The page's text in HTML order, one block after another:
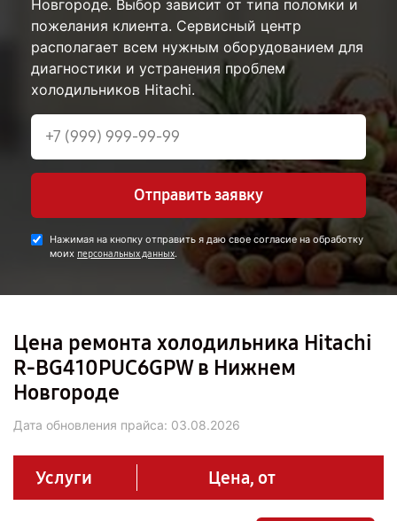
Новгороде. Выбор зависит от типа поломки и
пожелания клиента. Сервисный центр
располагает всем нужным оборудованием для
диагностики и устранения проблем
холодильников Hitachi.
Отправить заявку
Нажимая на кнопку отправить я даю свое согласие на обработку
моих персональных данных.
Цена ремонта холодильника Hitachi
R-BG410PUC6GPW в Нижнем
Новгороде
Дата обновления прайса: 03.08.2026
Услуги Цена, от